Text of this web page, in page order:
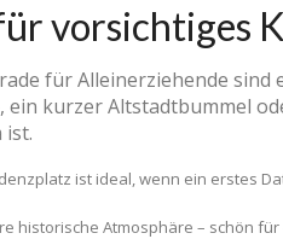
vorsichtiges
für Alleinerziehende sind
kurzer Altstadtbummel
ist.
ist ideal, wenn ein erstes
historische Atmosphäre – schön